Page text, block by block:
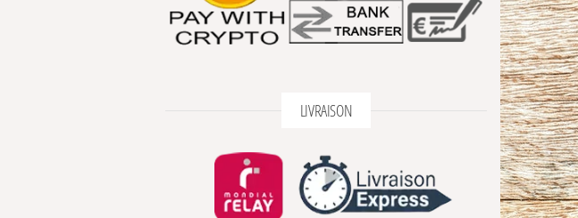
LIVRAISON